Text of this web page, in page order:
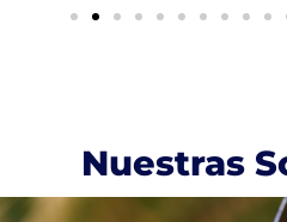
Nuestras